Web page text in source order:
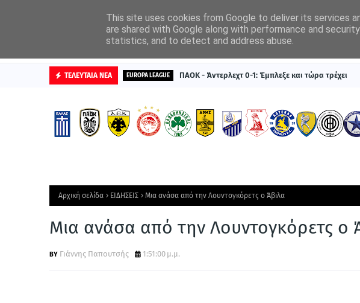
ΒΑΘΜΟΛΟΓΙΕΣ ΠΡΩΤΟΣΕΛΙΔΑ
ΤΕΛΕΥΤΑΙΑ ΝΕΑ EUROPA LEAGUE ΠΑΟΚ - Άντερλεχτ 0-1: Έμπλεξε και τώρα τρέχει
Αρχική σελίδα ΕΙΔΗΣΕΙΣ Μια ανάσα από την Λουντογκόρετς ο Άβιλα
Μια ανάσα από την Λουντογκόρετς ο
Γιάννης Παπουτσής 1:51:00 μ.μ.
This site uses cookies from Google to deliver its services
are shared with Google along with performance and
statistics, and to detect and address abuse.